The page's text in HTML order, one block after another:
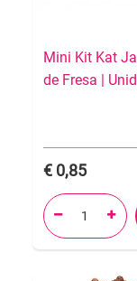
Mini Kit Kat
de Fresa |
0,85
 